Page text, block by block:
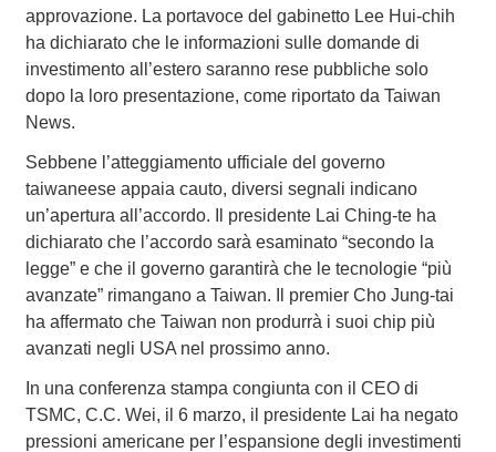
approvazione. La portavoce del gabinetto Lee Hui-chih
ha dichiarato che le informazioni sulle domande di
investimento all’estero saranno rese pubbliche solo
dopo la loro presentazione, come riportato da Taiwan
News.
Sebbene l’atteggiamento ufficiale del governo
taiwaneese appaia cauto, diversi segnali indicano
un’apertura all’accordo. Il presidente Lai Ching-te ha
dichiarato che l’accordo sarà esaminato “secondo la
legge” e che il governo garantirà che le tecnologie “più
avanzate” rimangano a Taiwan. Il premier Cho Jung-tai
ha affermato che Taiwan non produrrà i suoi chip più
avanzati negli USA nel prossimo anno.
In una conferenza stampa congiunta con il CEO di
TSMC, C.C. Wei, il 6 marzo, il presidente Lai ha negato
pressioni americane per l’espansione degli investimenti